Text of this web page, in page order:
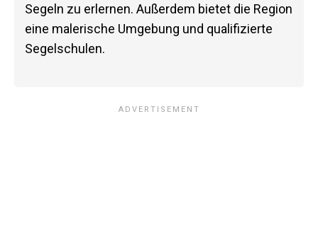
Segeln zu erlernen. Außerdem bietet die Region
eine malerische Umgebung und qualifizierte
Segelschulen.